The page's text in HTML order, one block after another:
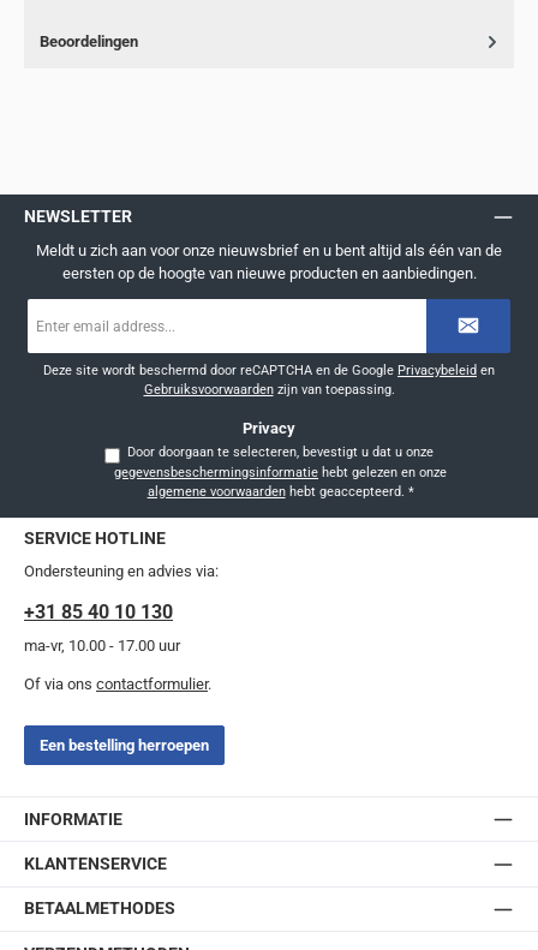
Beoordelingen
NEWSLETTER
Meldt u zich aan voor onze nieuwsbrief en u bent altijd als één van de
eersten op de hoogte van nieuwe producten en aanbiedingen.
mailadres
Deze site wordt beschermd door reCAPTCHA en de Google Privacybeleid en
Gebruiksvoorwaardenzijn van toepassing.
Privacy
Door doorgaan te selecteren, bevestigt u dat u onze
gegevensbeschermingsinformatie
algemene voorwaardenhebt geaccepteerd. *
SERVICE HOTLINE
Ondersteuning en advies via:
+31 85 40 10 130
ma-vr, 10.00 - 17.00 uur
Of via ons contactformulier.
Een bestelling herroepen
INFORMATIE
KLANTENSERVICE
BETAALMETHODES